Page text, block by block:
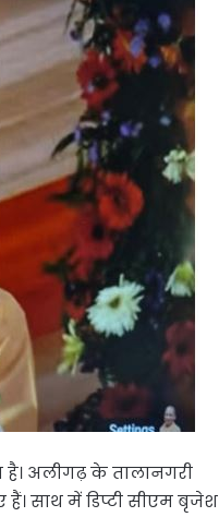
है। अलीगढ़ के तालानगरी
साथ में डिप्टी सीएम बृजेश